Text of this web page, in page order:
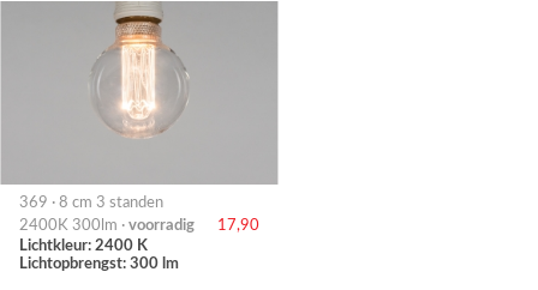
369 · 8 cm 3 standen
2400K 300lm · voorradig
17,90
Lichtkleur: 2400 K
Lichtopbrengst: 300 lm